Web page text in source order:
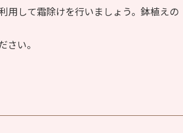
用して霜除けを行いましょう。鉢植えの
い。